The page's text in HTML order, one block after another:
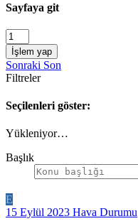
Sayfaya git
İşlem yap
Sonraki Son
Filtreler
Seçilenleri göster:
Yükleniyor…
Başlık
E
15 Eylül 2023 Hava Durumu